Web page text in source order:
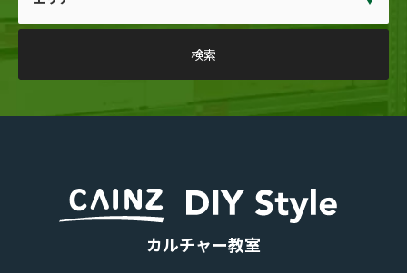
カルチャー教室